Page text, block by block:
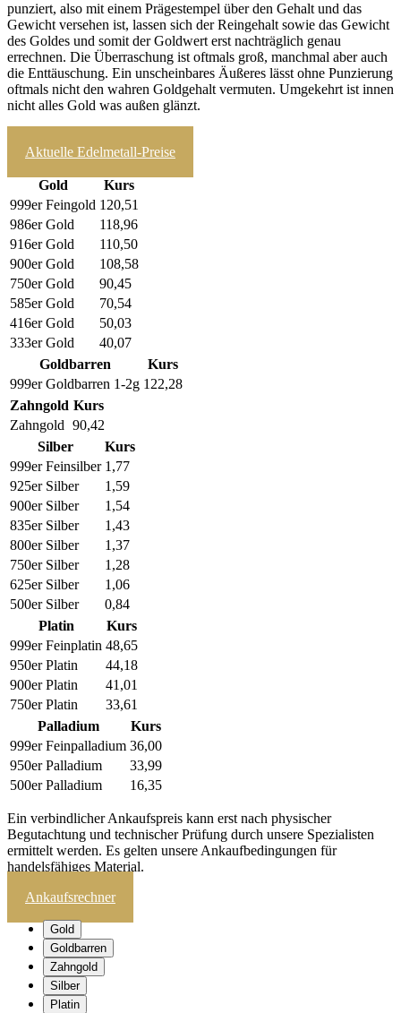
punziert, also mit einem Prägestempel über den Gehalt und das
Gewicht versehen ist, lassen sich der Reingehalt sowie das Gewicht
des Goldes und somit der Goldwert erst nachträglich genau
errechnen. Die Überraschung ist oftmals groß, manchmal aber auch
die Enttäuschung. Ein unscheinbares Äußeres lässt ohne Punzierung
oftmals nicht den wahren Goldgehalt vermuten. Umgekehrt ist innen
nicht alles Gold was außen glänzt.
Aktuelle Edelmetall-Preise
Gold
Kurs
999er Feingold 120,51
986er Gold
118,96
916er Gold
110,50
900er Gold
108,58
750er Gold
90,45
585er Gold
70,54
416er Gold
50,03
333er Gold
40,07
Goldbarren
Kurs
999er Goldbarren 1-2g 122,28
Zahngold Kurs
Zahngold 90,42
Silber
Kurs
999er Feinsilber 1,77
925er Silber
1,59
900er Silber
1,54
835er Silber
1,43
800er Silber
1,37
750er Silber
1,28
625er Silber
1,06
500er Silber
0,84
Platin
Kurs
999er Feinplatin 48,65
950er Platin
44,18
900er Platin
41,01
750er Platin
33,61
Palladium
Kurs
999er Feinpalladium 36,00
950er Palladium
33,99
500er Palladium
16,35
Ein verbindlicher Ankaufspreis kann erst nach physischer
Begutachtung und technischer Prüfung durch unsere Spezialisten
ermittelt werden. Es gelten unsere Ankaufbedingungen für
handelsfähiges Material.
Ankaufsrechner
Gold
Goldbarren
Zahngold
Silber
Platin